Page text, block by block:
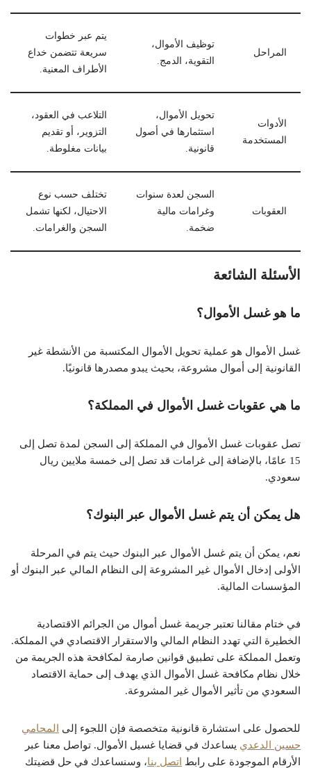
المراحل
توظيف الأموال،
التقوية، الدمج.
يتم عبر خطوات
سريعة تتضمن خداع
الأطراف المعنية.
الأدوات
المستخدمة
تحويل الأموال،
استثمارها في أصول
قانونية.
التلاعب في العقود،
التزوير، أو تقديم
بيانات مغلوطة.
العقوبات
السجن لعدة سنوات
وغرامات مالية
ضخمة.
تختلف حسب نوع
الاحتيال، لكنها تشمل
السجن والغرامات.
الأسئلة الشائعة
ما هو غسل الأموال؟
غسل الأموال هو عملية تحويل الأموال المكتسبة من الأنشطة غير
القانونية إلى أموال مشروعة، بحيث يبدو مصدرها قانونيًا.
ما هي عقوبات غسل الأموال في المملكة؟
تصل عقوبات غسل الأموال في المملكة إلى السجن لمدة تصل إلى
15 عامًا، بالإضافة إلى غرامات قد تصل إلى خمسة ملايين ريال
سعودي.
هل يمكن أن يتم غسل الأموال عبر البنوك؟
نعم، يمكن أن يتم غسل الأموال عبر البنوك حيث يتم في المرحلة
الأولى إدخال الأموال غير المشروعة إلى النظام المالي عبر البنوك أو
المؤسسات المالية.
في ختام مقالنا تعتبر جريمة غسل أموال من الجرائم الاقتصادية
الخطيرة التي تهدد النظام المالي والاستقرار الاقتصادي في المملكة.
وتعمل المملكة على تطبيق قوانين صارمة لمكافحة هذه الجريمة من
خلال نظام مكافحة غسل الأموال الذي يهدف إلى حماية الاقتصاد
السعودي من تأثير الأموال غير المشروعة.
للحصول على استشارة قانونية متخصصة فإن اللجوء إلى
المحامي
حسين الدعدي يساعدك في قضايا غسيل الأموال. تواصل معنا عبر
الأرقام الموجودة على رابط اتصل بنا، وسنساعدك في حل قضيتك